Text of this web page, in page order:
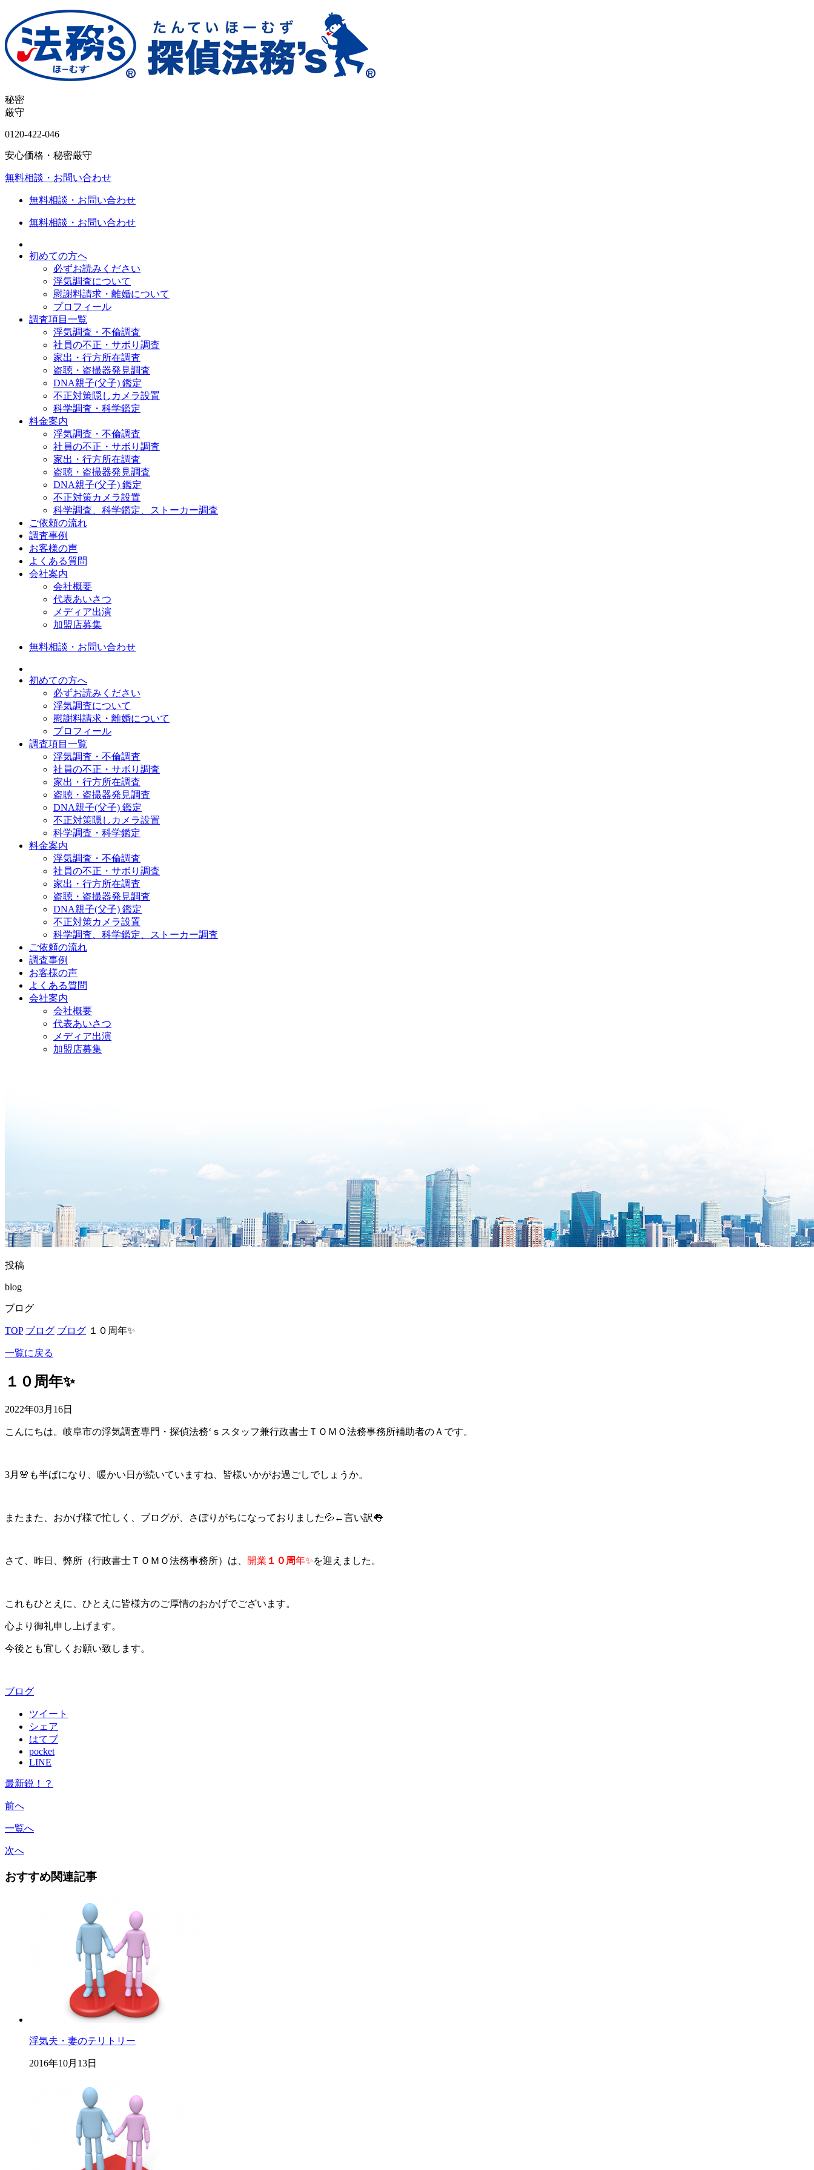
秘密
厳守
0120-422-046
安心価格・秘密厳守
無料相談・お問い合わせ
無料相談・お問い合わせ
無料相談・お問い合わせ
初めての方へ
必ずお読みください
浮気調査について
慰謝料請求・離婚について
プロフィール
調査項目一覧
浮気調査・不倫調査
社員の不正・サボり調査
家出・行方所在調査
盗聴・盗撮器発見調査
DNA親子(父子) 鑑定
不正対策隠しカメラ設置
科学調査・科学鑑定
料金案内
浮気調査・不倫調査
社員の不正・サボり調査
家出・行方所在調査
盗聴・盗撮器発見調査
DNA親子(父子) 鑑定
不正対策カメラ設置
科学調査、科学鑑定、ストーカー調査
ご依頼の流れ
調査事例
お客様の声
よくある質問
会社案内
会社概要
代表あいさつ
メディア出演
加盟店募集
無料相談・お問い合わせ
初めての方へ
必ずお読みください
浮気調査について
慰謝料請求・離婚について
プロフィール
調査項目一覧
浮気調査・不倫調査
社員の不正・サボり調査
家出・行方所在調査
盗聴・盗撮器発見調査
DNA親子(父子) 鑑定
不正対策隠しカメラ設置
科学調査・科学鑑定
料金案内
浮気調査・不倫調査
社員の不正・サボり調査
家出・行方所在調査
盗聴・盗撮器発見調査
DNA親子(父子) 鑑定
不正対策カメラ設置
科学調査、科学鑑定、ストーカー調査
ご依頼の流れ
調査事例
お客様の声
よくある質問
会社案内
会社概要
代表あいさつ
メディア出演
加盟店募集
投稿
blog
ブログ
TOP ブログ ブログ １０周年✨
一覧に戻る
１０周年✨
2022年03月16日
こんにちは。岐阜市の浮気調査専門・探偵法務‘ｓスタッフ兼行政書士ＴＯＭＯ法務事務所補助者のＡです。
3月🌸も半ばになり、暖かい日が続いていますね、皆様いかがお過ごしでしょうか。
またまた、おかげ様で忙しく、ブログが、さぼりがちになっておりました💦←言い訳👅
さて、昨日、弊所（行政書士ＴＯＭＯ法務事務所）は、 開業 １０周年✨を迎えました。
これもひとえに、ひとえに皆様方のご厚情のおかげでございます。
心より御礼申し上げます。
今後とも宜しくお願い致します。
ブログ
ツイート
シェア
はてブ
pocket
LINE
最新鋭！？
前へ
一覧へ
次へ
おすすめ関連記事
浮気夫・妻のテリトリー
2016年10月13日